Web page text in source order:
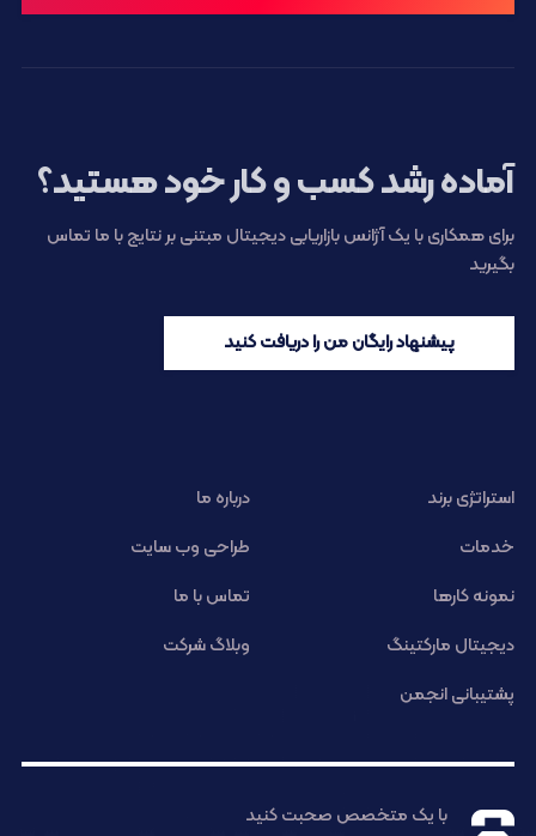
آماده رشد کسب و کار خود هستید؟
برای همکاری با یک آژانس بازاریابی دیجیتال مبتنی بر نتایج با ما تماس
بگیرید
پیشنهاد رایگان من را دریافت کنید
استراتژی برند
درباره ما
خدمات
طراحی وب سایت
نمونه کارها
تماس با ما
دیجیتال مارکتینگ
وبلاگ شرکت
پشتیبانی انجمن
با یک متخصص صحبت کنید